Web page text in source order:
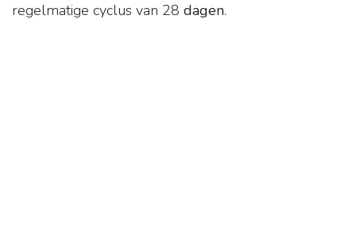
regelmatige cyclus van 28 dagen.